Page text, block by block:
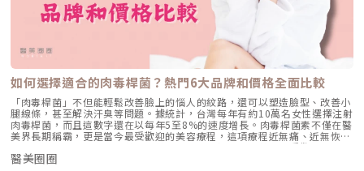
需要二次隆鼻或重修在某些情況下，必須進行重修手術，通常是受到嚴重感
染。如果植入了假體，可能需要取出並且需要休息一段時間。如果感染情況
不是很嚴重，則可以考慮使用自體組織進行重修。以往有部分手術可能會對
鼻尖或鼻孔造成過大的壓力，導致假體穿出的風險，因此可能需要進行重
修。如果發生感染或假體穿出等情況，就需要立即進行重修手術。如果發現
明顯的位置偏移，建議在2週內處理。對於一般腫脹，大約需要3到6個月的
時間才會較穩定。因此，通常建議至少要等待半年後才能看到理想的效果。
隆鼻手術常見問答Q：隆鼻術後多久會消腫？A：隆鼻手術後第2天晚上至第
3天會出現最明顯的腫脹， 1個月後，腫脹大致就會減緩到可以接受的程
度。3個月左右，鼻型會更加自然，但要完全恢復並且皮膚回縮定型，可能
需要1年左右的時間。Q：隆鼻手術會留下疤痕？A：通常會在鼻孔內部約
0.5公分的切口，然後將植入物植入。傷口和疤痕都位於鼻孔內部，難以被
外界注意到。即使是開放式手術，也只會在鼻小柱到人中部位留下淺淡的疤
痕，如果經過良好的護理，這些疤痕能近完全恢復。Q：隆鼻手術後的瘀青
多久會消退？A：大約有10至20%的患者在術後可能會出現瘀青，通常在1
如何選擇適合的肉毒桿菌？熱門6大品牌和價格全面比較
「肉毒桿菌」不但能輕鬆改善臉上的惱人的紋路，還可以塑造臉型、改善小
腿線條，甚至解決汗臭等問題。據統計，台灣每年有約10萬名女性選擇注射
肉毒桿菌，而且這數字還在以每年5至8%的速度增長。肉毒桿菌素不僅在醫
美界長期稱霸，更是當今最受歡迎的美容療程，這項療程近無痛、近無恢復
期，非常適合想要初入醫美的醫美小白。肉毒桿菌在醫美界廣受歡迎，可是
市面上琳瑯滿目的品牌，價格也高低不一，讓很多想接受肉毒的消費者面臨
醫美圈圈